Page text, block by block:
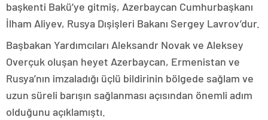
başkenti Bakü’ye gitmiş, Azerbaycan Cumhurbaşkanı
İlham Aliyev, Rusya Dışişleri Bakanı Sergey Lavrov’dur.
Başbakan Yardımcıları Aleksandr Novak ve Aleksey
Overçuk oluşan heyet Azerbaycan, Ermenistan ve
Rusya’nın imzaladığı üçlü bildirinin bölgede sağlam ve
uzun süreli barışın sağlanması açısından önemli adım
olduğunu açıklamıştı.